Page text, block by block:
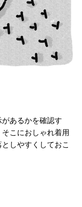
あるかを確認す
こにおしゃれ着用
しやすくしておこ